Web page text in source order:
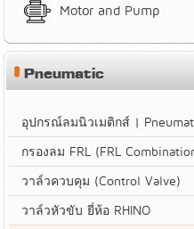
Motor and Pump
Pneumatic
อุปกรณ์ลมนิวเมติกส์ |
กรองลม FRL (FRL
วาล์วควบคุม (Control Valve)
วาล์วหัวขับ ยี่ห้อ RHINO